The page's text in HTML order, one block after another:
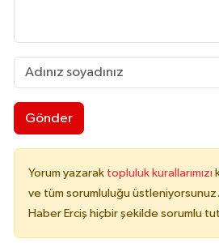
Gönder
Yorum yazarak topluluk kurallarımızı
ve tüm sorumluluğu
Haber Erciş hiçbir şekilde sorumlu